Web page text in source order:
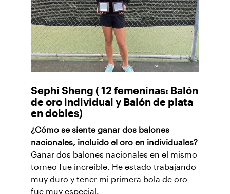
Sephi Sheng ( 12 femeninas: Balón
de oro individual y Balón de plata
en dobles)
¿Cómo se siente ganar dos balones
nacionales, incluido el oro en individuales?
Ganar dos balones nacionales en el mismo
torneo fue increíble. He estado trabajando
muy duro y tener mi primera bola de oro
fue muy especial.